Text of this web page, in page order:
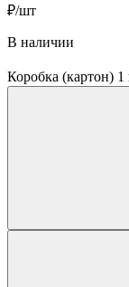
₽/шт
В наличии
Коробка (картон)